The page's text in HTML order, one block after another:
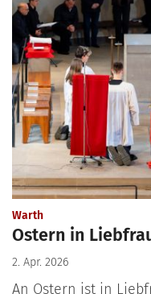
Warth:
Ostern in
2. Apr. 2026
An Ostern ist in